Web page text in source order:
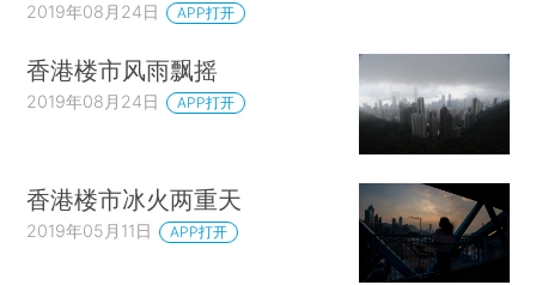
2019年08月24日 APP打开
香港楼市风雨飘摇
2019年08月24日 APP打开
香港楼市冰火两重天
2019年05月11日 APP打开